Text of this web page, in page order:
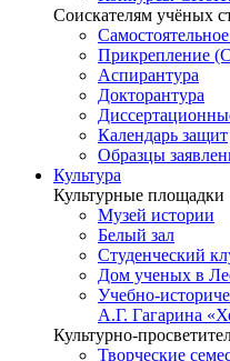
Соискателям учёных
Прикрепление
Аспирантура
Докторантура
Календарь защит
Образцы
Культура
Культурные площадки
Музей истории
Белый зал
Студенческий
Дом ученых в
Учебно-
А.Г. Гагарина
Культурно-
Творческие